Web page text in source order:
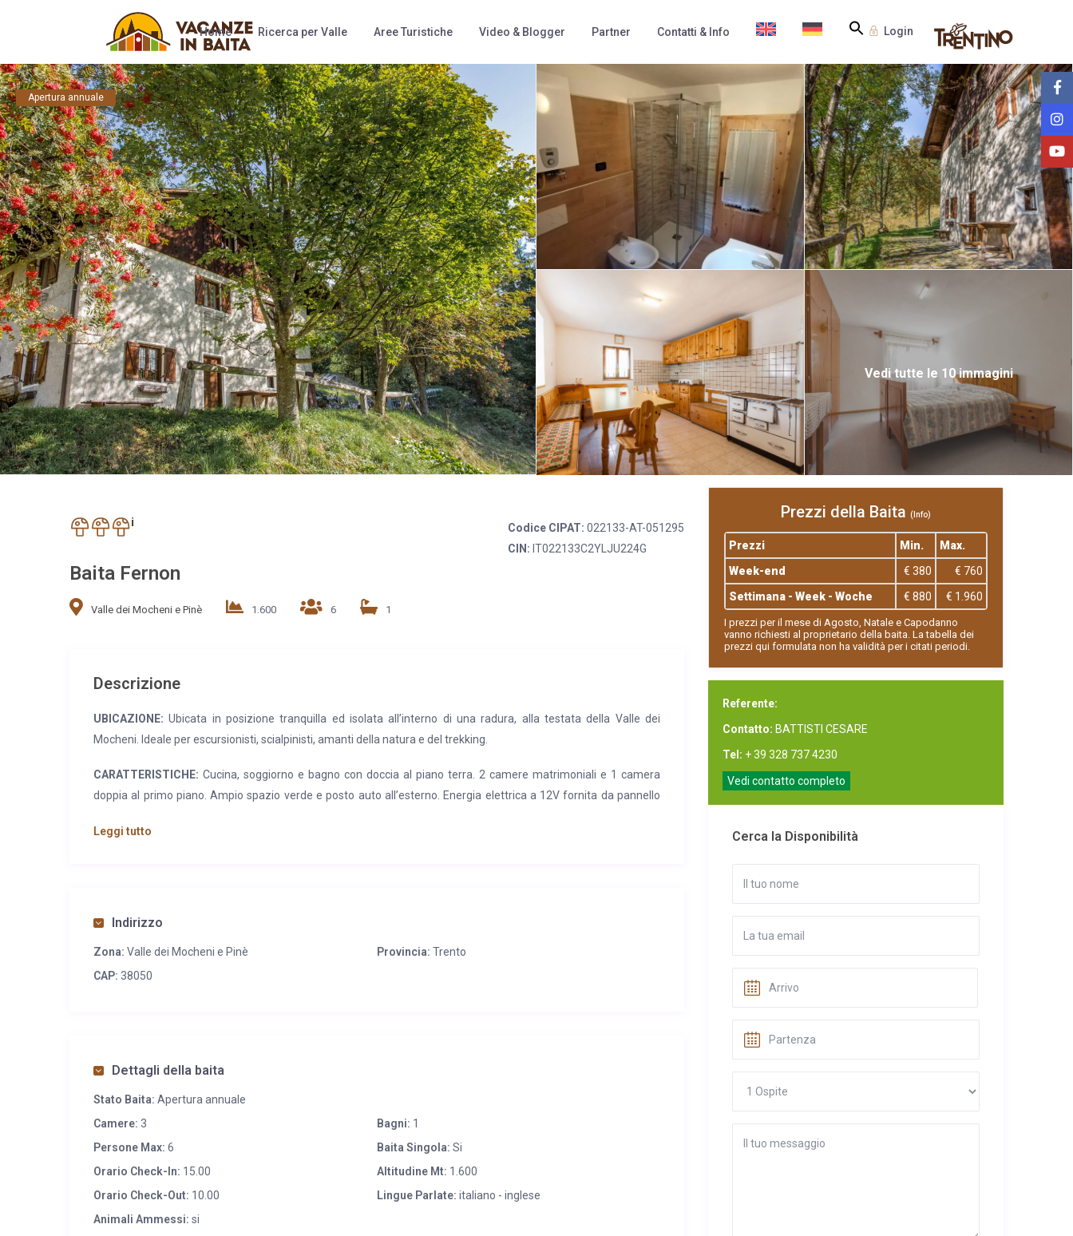
Login
Home Ricerca per Valle Aree Turistiche Video & Blogger Partner Contatti & Info
Apertura annuale
Vedi tutte le 10 immagini
i Codice CIPAT: 022133-AT-051295
CIN: IT022133C2YLJU224G
Baita Fernon
Valle dei Mocheni e Pinè 1.600 6 1
Descrizione
UBICAZIONE: Ubicata in posizione tranquilla ed isolata all’interno di una radura, alla testata della Valle dei
Mocheni. Ideale per escursionisti, scialpinisti, amanti della natura e del trekking.
CARATTERISTICHE: Cucina, soggiorno e bagno con doccia al piano terra. 2 camere matrimoniali e 1 camera
doppia al primo piano. Ampio spazio verde e posto auto all’esterno. Energia elettrica a 12V fornita da pannello
un’ora di automobile piste da sci della Val di Fiemme, del Monte Bondone e della Panarotta.
Leggi tutto
Indirizzo
Zona: Valle dei Mocheni e Pinè Provincia: Trento
CAP: 38050
Dettagli della baita
Stato Baita: Apertura annuale
Camere: 3 Bagni: 1
Persone Max: 6 Baita Singola: Si
Orario Check-In: 15.00 Altitudine Mt: 1.600
Orario Check-Out: 10.00 Lingue Parlate: italiano - inglese
Animali Ammessi: si
Prezzi della Baita (Info)
Prezzi Min.
Max.
Week-end
€ 380
€ 760
Settimana - Week - Woche
€ 880 € 1.960
I prezzi per il mese di Agosto, Natale e Capodanno
vanno richiesti al proprietario della baita. La tabella dei
prezzi qui formulata non ha validità per i citati periodi.
Referente:
Contatto: BATTISTI CESARE
Tel: + 39 328 737 4230
Vedi contatto completo
Cerca la Disponibilità